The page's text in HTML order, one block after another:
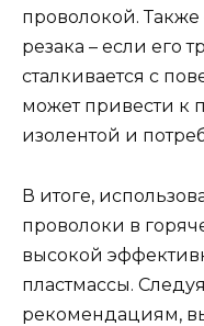
проволокой. Также
резака – если его
сталкивается с
может привести к
изолентой и
В итоге,
проволоки в
высокой
пластмассы.
рекомендациям,